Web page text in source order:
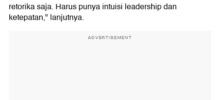
retorika saja. Harus punya intuisi leadership dan
ketepatan," lanjutnya.
ADVERTISEMENT